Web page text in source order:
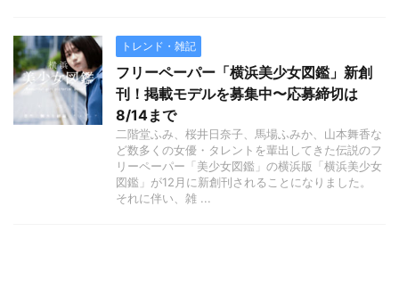
トレンド・雑記
フリーペーパー「横浜美少女図鑑」新創
刊！掲載モデルを募集中〜応募締切は
8/14まで
二階堂ふみ、桜井日奈子、馬場ふみか、山本舞香な
ど数多くの女優・タレントを輩出してきた伝説のフ
リーペーパー「美少女図鑑」の横浜版「横浜美少女
図鑑」が12月に新創刊されることになりました。
それに伴い、雑 ...